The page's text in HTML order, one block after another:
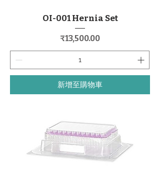
OI-001 Hernia Set
價格
₹13,500.00
新增至購物車